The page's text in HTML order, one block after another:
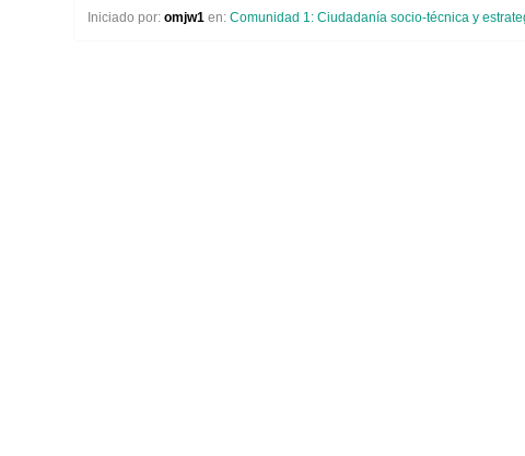
Iniciado por: omjw1 en: Comunidad 1: Ciudadanía socio-técnica y